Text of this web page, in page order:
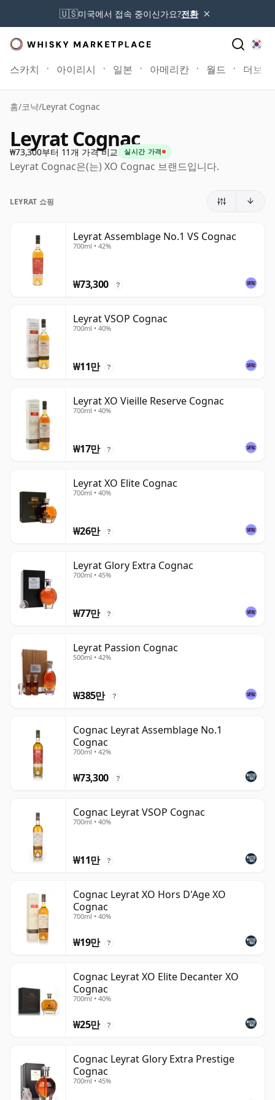
🇺🇸미국에서 접속 중이신가요?전환 ×
스카치 아이리시 일본 아메리칸 월드 더보기
홈/코냑/Leyrat Cognac
Leyrat Cognac
₩73,300부터 11개 가격 비교 실시간 가격
Leyrat Cognac은(는) XO Cognac 브랜드입니다.
LEYRAT 쇼핑
Leyrat Assemblage No.1 VS Cognac
700ml • 42%
₩73,300 ?
Leyrat VSOP Cognac
700ml • 40%
₩11만 ?
Leyrat XO Vieille Reserve Cognac
700ml • 40%
₩17만 ?
Leyrat XO Elite Cognac
700ml • 40%
₩26만 ?
Leyrat Glory Extra Cognac
700ml • 45%
₩77만 ?
Leyrat Passion Cognac
500ml • 42%
₩385만 ?
Cognac Leyrat Assemblage No.1
Cognac
700ml • 42%
₩73,300 ?
Cognac Leyrat VSOP Cognac
700ml • 40%
₩11만 ?
Cognac Leyrat XO Hors D'Age XO
Cognac
700ml • 40%
₩19만 ?
Cognac Leyrat XO Elite Decanter XO
Cognac
700ml • 40%
₩25만 ?
Cognac Leyrat Glory Extra Prestige
Cognac
700ml • 45%